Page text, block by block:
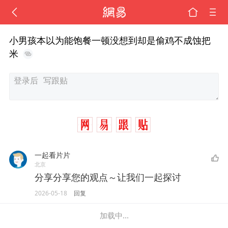
小男孩本以为能饱餐一顿没想到却是偷鸡不成蚀把
米
一起看片片
北京
分享分享您的观点～让我们一起探讨
2026-05-18 回复
加载中...